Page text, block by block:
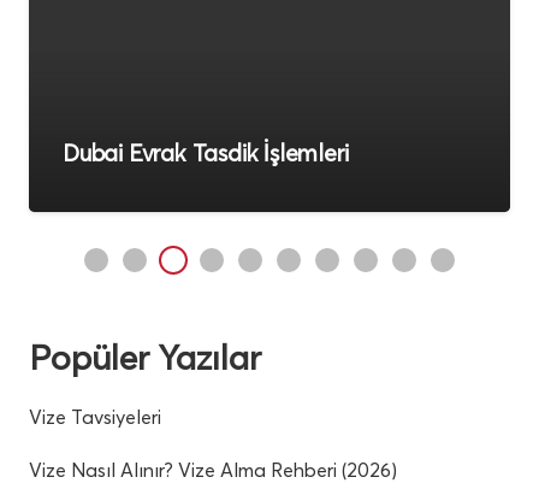
2026 Son Durum
Popüler Yazılar
Vize Tavsiyeleri
Vize Nasıl Alınır? Vize Alma Rehberi (2026)